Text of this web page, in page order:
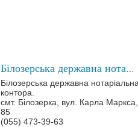
Білозерська державна
контора.
смт. Білозерка, вул. Карла Маркса,
85
(055) 473-39-63